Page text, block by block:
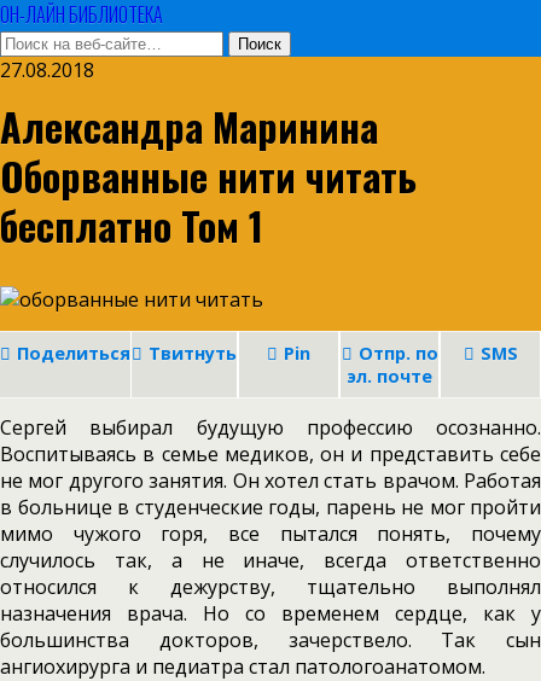
ОН-ЛАЙН БИБЛИОТЕКА
27.08.2018
Александра Маринина
Оборванные нити читать
бесплатно Том 1
Поделиться Твитнуть Pin
Отпр. по
эл. почте
SMS
Сергей выбирал будущую профессию осознанно.
Воспитываясь в семье медиков, он и представить себе
не мог другого занятия. Он хотел стать врачом. Работая
в больнице в студенческие годы, парень не мог пройти
мимо чужого горя, все пытался понять, почему
случилось так, а не иначе, всегда ответственно
относился к дежурству, тщательно выполнял
назначения врача. Но со временем сердце, как у
большинства докторов, зачерствело. Так сын
ангиохирурга и педиатра стал патологоанатомом.